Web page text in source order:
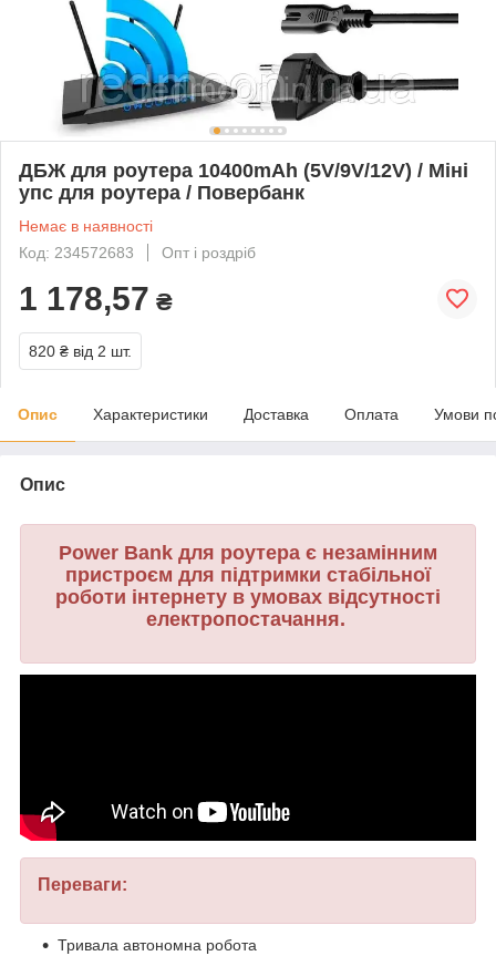
ДБЖ для роутера 10400mAh (5V/9V/12V) / Міні
упс для роутера / Повербанк
Немає в наявності
Код: 234572683
Опт і роздріб
1 178,57 ₴
820 ₴ від 2 шт.
Опис Характеристики Доставка Оплата Умови
Опис
Power Bank для роутера є незамінним
пристроєм для підтримки стабільної
роботи інтернету в умовах відсутності
електропостачання.
Переваги:
Тривала автономна робота